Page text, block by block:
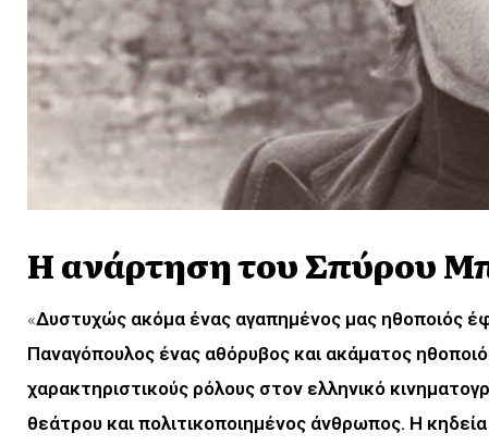
Η ανάρτηση του Σπύρου
«Δυστυχώς ακόμα ένας αγαπημένος μας ηθοποιός
Παναγόπουλος ένας αθόρυβος και ακάματος
χαρακτηριστικούς ρόλους στον ελληνικό
θεάτρου και πολιτικοποιημένος άνθρωπος. Η